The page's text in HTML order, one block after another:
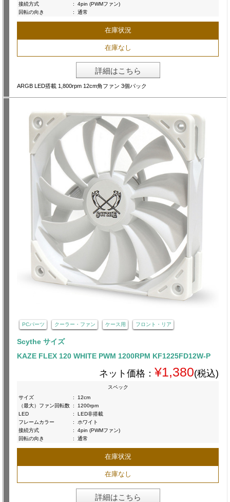
接続方式
:
4pin (PWMファン)
回転の向き
: 通常
在庫状況
在庫なし
詳細はこちら
ARGB LED搭載 1,800rpm 12cm角ファン 3個パック
PCパーツ クーラー・ファン ケース用 フロント・リア
Scythe サイズ
KAZE FLEX 120 WHITE PWM 1200RPM KF1225FD12W-P
ネット価格： ¥1,380(税込)
スペック
サイズ
:
12cm
（最大）ファン回転数 :
1200rpm
LED
:
LED非搭載
フレームカラー
:
ホワイト
接続方式
:
4pin (PWMファン)
回転の向き
: 通常
在庫状況
在庫なし
詳細はこちら